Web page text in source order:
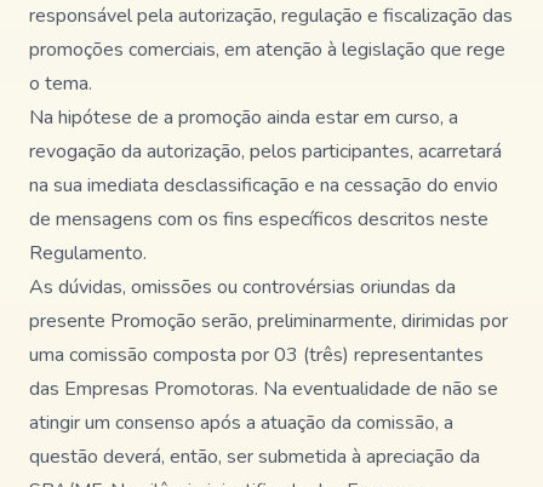
responsável pela autorização, regulação e fiscalização das
promoções comerciais, em atenção à legislação que rege
o tema.
Na hipótese de a promoção ainda estar em curso, a
revogação da autorização, pelos participantes, acarretará
na sua imediata desclassificação e na cessação do envio
de mensagens com os fins específicos descritos neste
Regulamento.
As dúvidas, omissões ou controvérsias oriundas da
presente Promoção serão, preliminarmente, dirimidas por
uma comissão composta por 03 (três) representantes
das Empresas Promotoras. Na eventualidade de não se
atingir um consenso após a atuação da comissão, a
questão deverá, então, ser submetida à apreciação da